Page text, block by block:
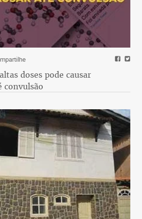
doses pode causar
convulsão